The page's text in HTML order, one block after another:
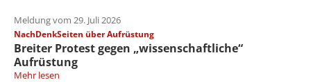
Meldung vom 29. Juli 2026
NachDenkSeiten über Aufrüstung
Breiter Protest gegen „wissenschaftliche“
Aufrüstung
Mehr lesen